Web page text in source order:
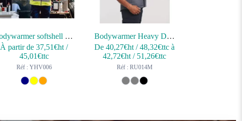
Bodywarmer softshell haute visibilité
À partir de37,51€ht /
45,01€ttc
Réf : YHV006
Bodywarmer Heavy Duty
De40,27€ht /48,32€ttc à
42,72€ht / 51,26€ttc
Réf : RU014M